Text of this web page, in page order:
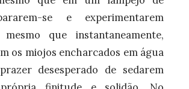
se e experimentarem
mesmo que instantaneamente,
os miojos encharcados em água
desesperado de sedarem